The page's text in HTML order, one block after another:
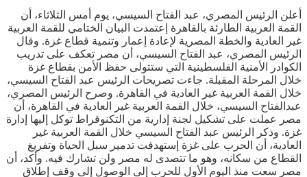
أعلن الرئيس المصري، عبد الفتاح السيسي، يوم أمس الثلاثاء، أن
القمة العربية الطارئة بالقاهرة إعتمدت البيان الختامي للقمة العربية
غير العادية والخطة المصرية لإعادة إعمار وتنمية قطاع غزة. وقال
الرئيس المصري، عبد الفتاح السيسي، أن مصر تعكف على تدريب
الكوادر الأمنية الفلسطينية التي ستتولى حفظ الأمن بقطاع غزة
خلال المرحلة المقبلة. جاءت تصريحات الرئيس عبد الفتاح السيسي،
خلال القمة العربية غير العادية في القاهرة. وصرح الرئيس المصري،
عبدالفتاح السيسي، خلال القمة العربية غير العادية في القاهرة، أن
مصر عملت على تشكيل لجنة إدارية من التكنوقراط توكل إليها إدارة
غزة. وذكر الرئيس عبد الفتاح السيسي خلال القمة العربية غير
العادية، أن الحرب على غزة إستهدفت تدمير سبل الحياة وتفريغ
القطاع من سكانه، وهو ما تتصدى له مصر ولن تشارك فيه. وأكد، أن
مصر سعت منذ اليوم الأول للحرب إلى الوصول إلى وقف إطلاق